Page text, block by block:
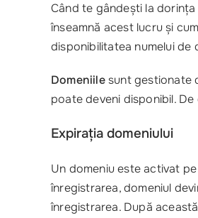
Când te gândești la
înseamnă acest lucru și
disponibilitatea numelui
Domeniilesunt gestionate
poate deveni disponibil.
Expirația domeniului
Un domeniu este activat
înregistrarea, domeniul
înregistrarea. După